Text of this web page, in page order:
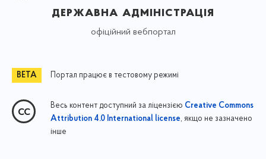
державна адміністрація
офіційний вебпортал
Портал працює в тестовому режимі
Весь контент доступний за ліцензією Creative Commons
Attribution 4.0 International license, якщо не зазначено
інше